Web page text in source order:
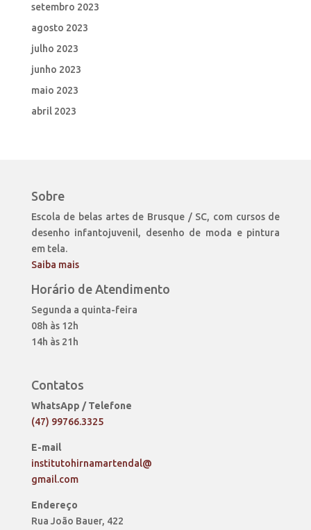
setembro 2023
agosto 2023
julho 2023
junho 2023
maio 2023
abril 2023
Sobre
Escola de belas artes de Brusque / SC, com cursos de
desenho infantojuvenil, desenho de moda e pintura
em tela.
Saiba mais
Horário de Atendimento
Segunda a quinta-feira
08h às 12h
14h às 21h
Contatos
WhatsApp / Telefone
(47) 99766.3325
E-mail
institutohirnamartendal@
gmail.com
Endereço
Rua João Bauer, 422